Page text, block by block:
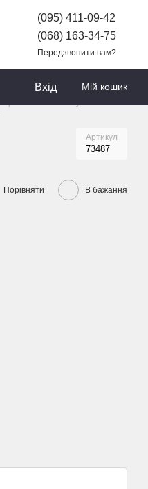
(095) 411-09-42
(068) 163-34-75
Передзвонити вам?
Вхід Мій кошик
Артикул
73487
Порівняти В бажання